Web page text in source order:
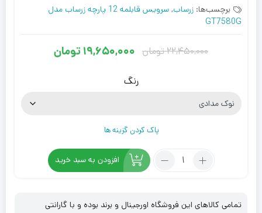
برچسب‌ها: زرساب,
سرویس قابلمه 12 پارچه زرساب مدل
GT7580G
۲۲,۴۵۰,۰۰۰تومان
قیمت
اصلی:
۱۹,۶۵۰,۰۰۰ تومان
قیمت
فعلی:رنگ
پاک کردن گزینه ها
تعداد:
افزودن به سبد خرید
تمامی کالاهای این فروشگاه اورجینال و برند بوده و با گارانتی